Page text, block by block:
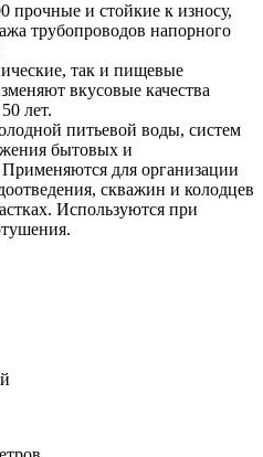
прочные и стойкие к износу,
трубопроводов напорного
так и пищевые
вкусовые качества
лет.
питьевой воды, систем
бытовых и
для организации
скважин и колодцев
Используются при